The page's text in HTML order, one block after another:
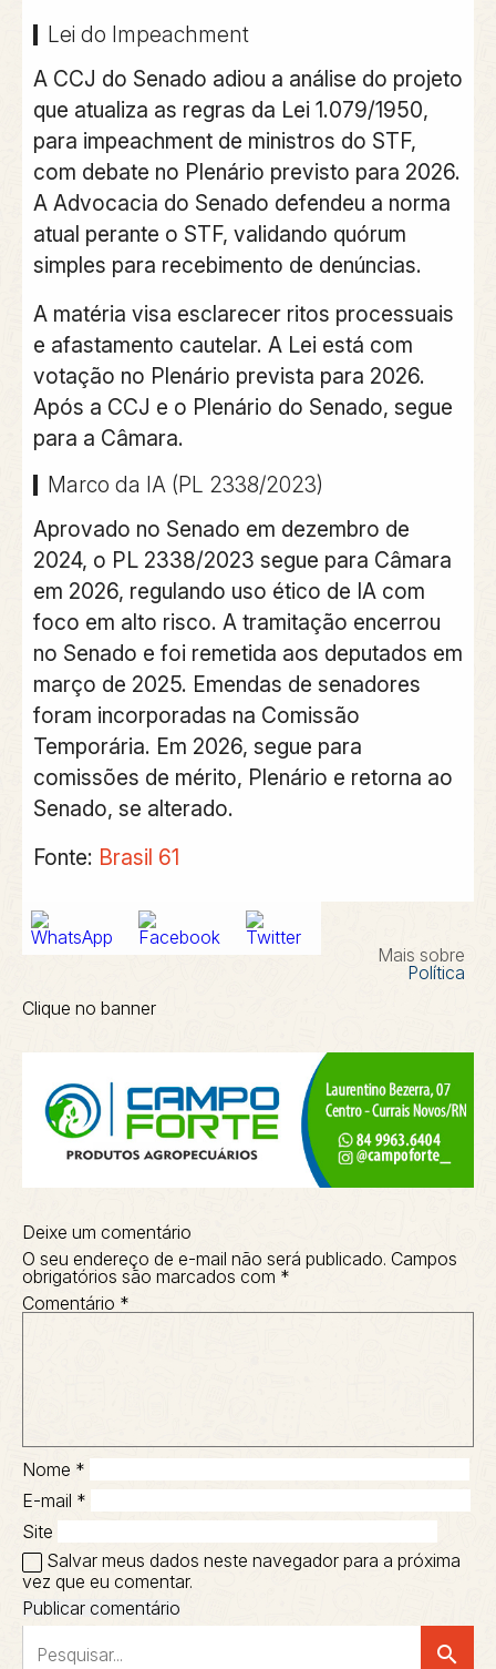
Lei do Impeachment
A CCJ do Senado adiou a análise do projeto
que atualiza as regras da Lei 1.079/1950,
para impeachment de ministros do STF,
com debate no Plenário previsto para 2026.
A Advocacia do Senado defendeu a norma
atual perante o STF, validando quórum
simples para recebimento de denúncias.
A matéria visa esclarecer ritos processuais
e afastamento cautelar. A Lei está com
votação no Plenário prevista para 2026.
Após a CCJ e o Plenário do Senado, segue
para a Câmara.
Marco da IA (PL 2338/2023)
Aprovado no Senado em dezembro de
2024, o PL 2338/2023 segue para Câmara
em 2026, regulando uso ético de IA com
foco em alto risco. A tramitação encerrou
no Senado e foi remetida aos deputados em
março de 2025. Emendas de senadores
foram incorporadas na Comissão
Temporária. Em 2026, segue para
comissões de mérito, Plenário e retorna ao
Senado, se alterado.
Fonte: Brasil 61
Mais sobre
Política
Clique no banner
Deixe um comentário
O seu endereço de e-mail não será publicado. Campos
obrigatórios são marcados com *
Comentário *
Nome *
E-mail *
Site
Salvar meus dados neste navegador para a próxima
vez que eu comentar.
search